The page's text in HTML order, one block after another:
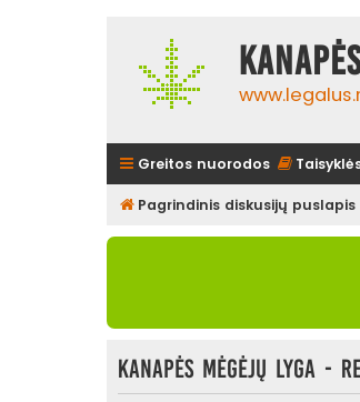
Greitos nuorodos
Pagrindinis diskusijų puslapis
Kanapės mėgėjų lyga -